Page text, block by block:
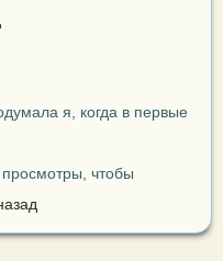
я, когда в первые
чтобы